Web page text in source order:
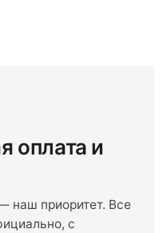
оплата и
наш приоритет. Все
с